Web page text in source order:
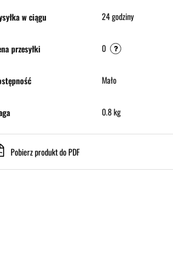
w ciągu 24 godziny
przesyłki 0
Mało
0.8 kg
Pobierz produkt do PDF